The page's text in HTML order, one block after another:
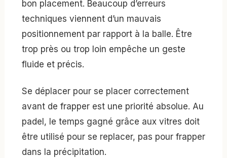
bon placement. Beaucoup d’erreurs
techniques viennent d’un mauvais
positionnement par rapport à la balle. Être
trop près ou trop loin empêche un geste
fluide et précis.
Se déplacer pour se placer correctement
avant de frapper est une priorité absolue. Au
padel, le temps gagné grâce aux vitres doit
être utilisé pour se replacer, pas pour frapper
dans la précipitation.